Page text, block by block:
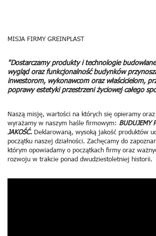
MISJA FIRMY GREINPLAST
"Dostarczamy produkty i technologie
wygląd oraz funkcjonalność budynków
inwestorom, wykonawcom oraz właścicielom,
poprawy estetyki przestrzeni życiowej całego
Naszą misję, wartości na których się opieramy
wyrażamy w naszym haśle firmowym: BUDUJEMY
JAKOŚĆ. Deklarowaną, wysoką jakość produktów
początku naszej działności. Zachęcamy do
którym opowiadamy o początkach firmy oraz
rozwoju w trakcie ponad dwudziestoletniej historii.